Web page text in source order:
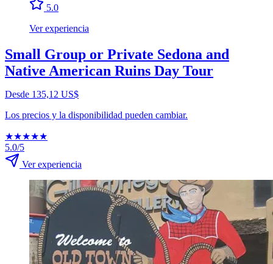
5.0
Ver experiencia
Small Group or Private Sedona and
Native American Ruins Day Tour
Desde 135,12 US$
Los precios y la disponibilidad pueden cambiar.
★★★★★
5.0/5
Ver experiencia